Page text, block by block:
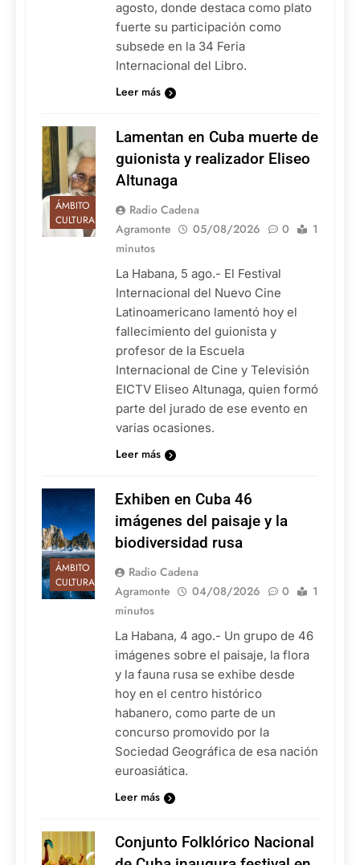
agosto, donde destaca como plato
fuerte su participación como
subsede en la 34 Feria
Internacional del Libro.
Leer más
ÁMBITO
CULTURAL
Lamentan en Cuba muerte de
guionista y realizador Eliseo
Altunaga
Radio Cadena
Agramonte
05/08/2026 0
1
minutos
La Habana, 5 ago.- El Festival
Internacional del Nuevo Cine
Latinoamericano lamentó hoy el
fallecimiento del guionista y
profesor de la Escuela
Internacional de Cine y Televisión
EICTV Eliseo Altunaga, quien formó
parte del jurado de ese evento en
varias ocasiones.
Leer más
ÁMBITO
CULTURAL
Exhiben en Cuba 46
imágenes del paisaje y la
biodiversidad rusa
Radio Cadena
Agramonte
04/08/2026 0
1
minutos
La Habana, 4 ago.- Un grupo de 46
imágenes sobre el paisaje, la flora
y la fauna rusa se exhibe desde
hoy en el centro histórico
habanero, como parte de un
concurso promovido por la
Sociedad Geográfica de esa nación
euroasiática.
Leer más
Conjunto Folklórico Nacional